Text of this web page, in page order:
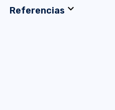
Referencias expand_more